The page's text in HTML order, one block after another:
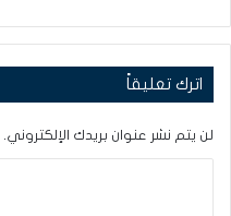
اترك تعليقاً
لن يتم نشر عنوان بريدك الإلكتروني.